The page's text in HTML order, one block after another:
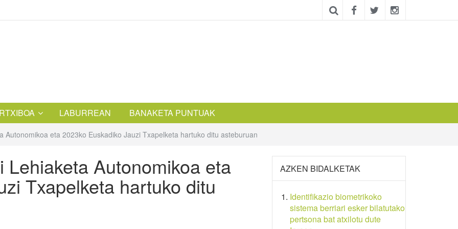
LABURREAN BANAKETA PUNTUAK
Autonomikoa eta 2023ko Euskadiko Jauzi Txapelketa hartuko ditu asteburuan
Autonomikoa eta
Txapelketa hartuko ditu
AZKEN BIDALKETAK
Identifikazio biometrikoko
sistema berriari esker bilatutako
pertsona bat atxilotu dute